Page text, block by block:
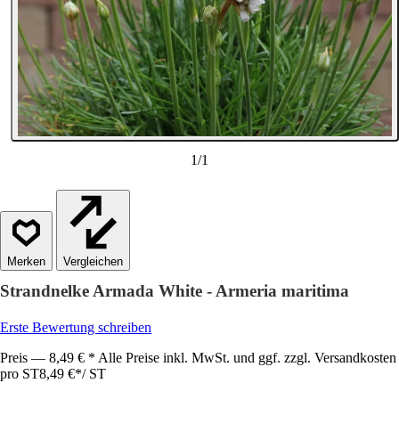
1/1
Vergleichen
Strandnelke Armada White - Armeria maritima
Erste Bewertung schreiben
Preis — 8,49 € * Alle Preise inkl. MwSt. und ggf. zzgl. Versandkosten
pro ST8,49 €*/ ST